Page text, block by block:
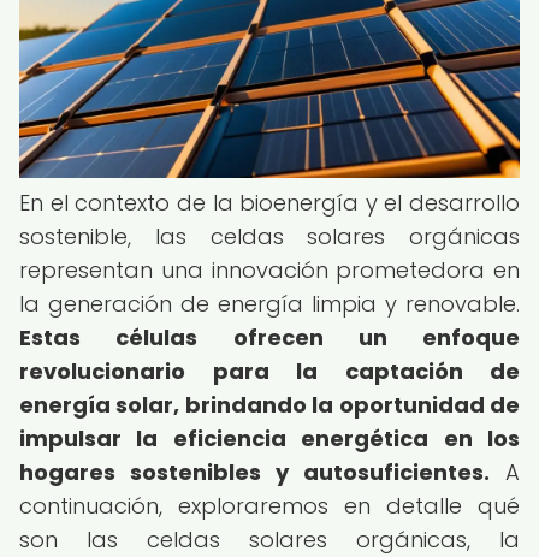
En el contexto de la bioenergía y el desarrollo
sostenible, las celdas solares orgánicas
representan una innovación prometedora en
la generación de energía limpia y renovable.
Estas células ofrecen un enfoque
revolucionario para la captación de
energía solar, brindando la oportunidad de
impulsar la eficiencia energética en los
hogares sostenibles y autosuficientes. A
continuación, exploraremos en detalle qué
son las celdas solares orgánicas, la